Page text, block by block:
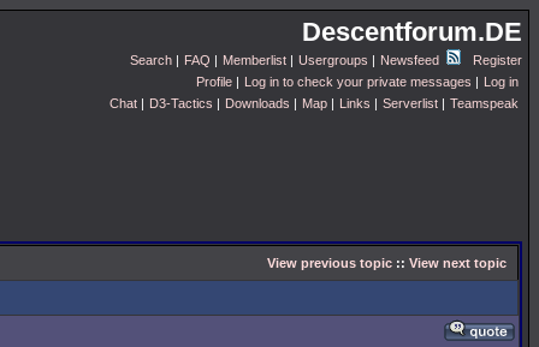
Descentforum.DE
Search | FAQ | Memberlist | Usergroups | Newsfeed
Register
Profile | Log in to check your private messages | Log in
Chat | D3-Tactics | Downloads | Map | Links | Serverlist | Teamspeak
View previous topic :: View next topic